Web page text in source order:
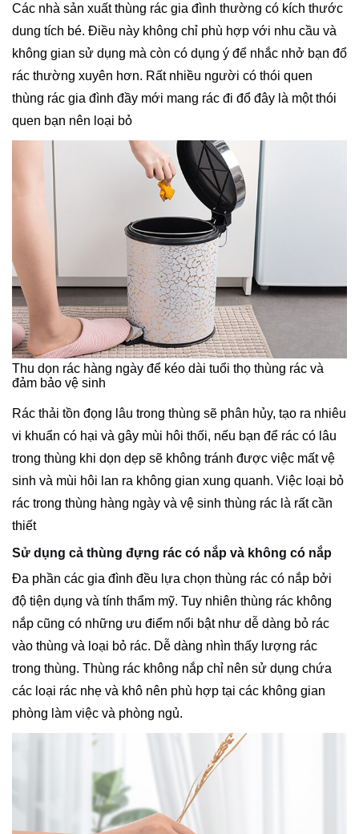
Các nhà sản xuất thùng rác gia đình thường có kích thước
dung tích bé. Điều này không chỉ phù hợp với nhu cầu và
không gian sử dụng mà còn có dụng ý để nhắc nhở bạn đổ
rác thường xuyên hơn. Rất nhiều người có thói quen
thùng rác gia đình đầy mới mang rác đi đổ đây là một thói
quen bạn nên loại bỏ
Thu dọn rác hàng ngày để kéo dài tuổi thọ thùng rác và
đảm bảo vệ sinh
Rác thải tồn đọng lâu trong thùng sẽ phân hủy, tạo ra nhiêu
vi khuẩn có hại và gây mùi hôi thối, nếu bạn để rác có lâu
trong thùng khi dọn dẹp sẽ không tránh được việc mất vệ
sinh và mùi hôi lan ra không gian xung quanh. Việc loại bỏ
rác trong thùng hàng ngày và vệ sinh thùng rác là rất cần
thiết
Sử dụng cả thùng đựng rác có nắp và không có nắp
Đa phần các gia đình đều lựa chọn thùng rác có nắp bởi
độ tiện dụng và tính thẩm mỹ. Tuy nhiên thùng rác không
nắp cũng có những ưu điểm nổi bật như dễ dàng bỏ rác
vào thùng và loại bỏ rác. Dễ dàng nhìn thấy lượng rác
trong thùng. Thùng rác không nắp chỉ nên sử dụng chứa
các loại rác nhẹ và khô nên phù hợp tại các không gian
phòng làm việc và phòng ngủ.